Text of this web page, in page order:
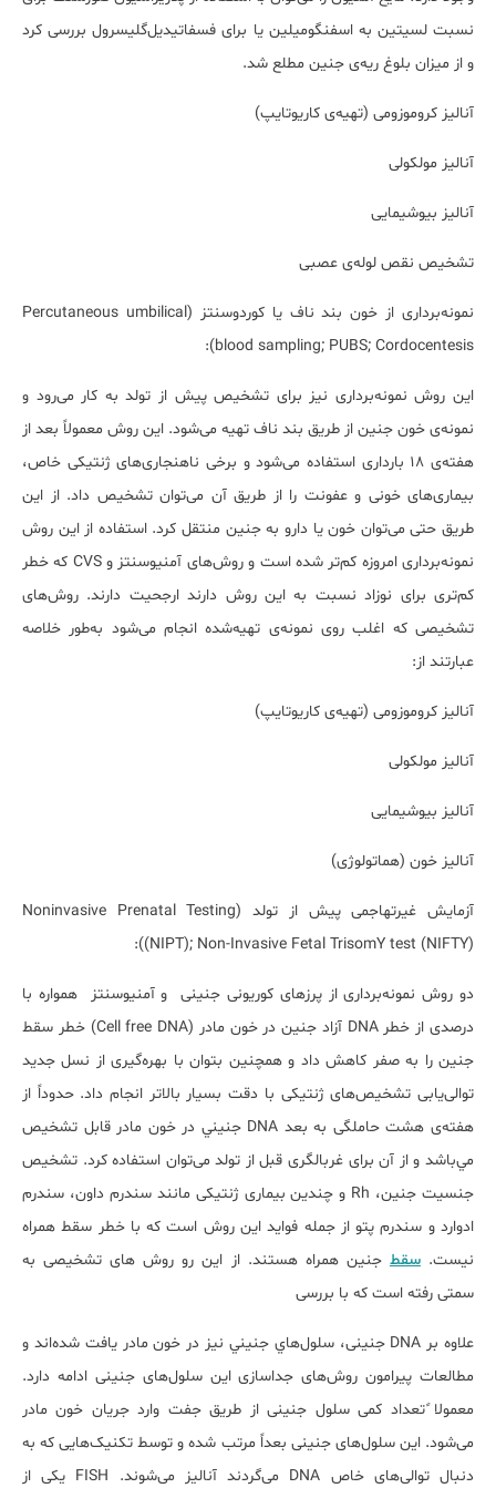
نسبت لسیتین به اسفنگومیلین یا برای فسفاتیدیل‌گلیسرول بررسی کرد
و از میزان بلوغ ریه‌ی جنین مطلع شد.
آنالیز کروموزومی (تهیه‌ی کاریوتایپ)
آنالیز مولکولی
آنالیز بیوشیمایی
تشخیص نقص لوله‌ی عصبی
نمونه‌برداری از خون بند ناف یا کوردوسنتز (Percutaneous umbilical
blood sampling; PUBS; Cordocentesis):
این روش نمونه‌برداری نیز برای تشخیص پیش از تولد به کار می‌رود و
نمونه‌ی خون جنین از طریق بند ناف تهیه می‌شود. این روش معمولاً بعد از
هفته‌ی 18 بارداری استفاده می‌شود و برخی ناهنجاری‌های ژنتیکی خاص،
بیماری‌های خونی و عفونت را از طریق آن می‌توان تشخیص داد. از این
طریق حتی می‌توان خون یا دارو به جنین منتقل کرد. استفاده از این روش
نمونه‌برداری امروزه کم‌تر شده است و روش‌های آمنیوسنتز و CVS که خطر
کم‌تری برای نوزاد نسبت به این روش دارند ارجحیت دارند. روش‌های
تشخیصی که اغلب روی نمونه‌ی تهیه‌شده انجام می‌شود به‌طور خلاصه
عبارتند از:
آنالیز کروموزومی (تهیه‌ی کاریوتایپ)
آنالیز مولکولی
آنالیز بیوشیمایی
آنالیز خون (هماتولوژی)
آزمایش غیرتهاجمی پیش از تولد (Noninvasive Prenatal Testing
(NIPT); Non-Invasive Fetal TrisomY test (NIFTY)):
دو روش نمونه‌برداری از پرزهای کوریونی جنینی و آمنیوسنتز همواره با
درصدی از خطر DNA آزاد جنین در خون مادر (Cell free DNA) خطر سقط
جنین را به صفر کاهش داد و همچنین بتوان با بهره‌گیری از نسل جدید
توالی‌یابی تشخیص‌های ژنتیکی با دقت بسیار بالاتر انجام داد. حدوداً از
هفته‌ی هشت حاملگی به بعد DNA جنيني در خون مادر قابل تشخيص
مي‌باشد و از آن برای غربالگری قبل از تولد می‌توان استفاده کرد. تشخیص
جنسيت جنين، Rh و چندین بيماری ژنتیکی مانند سندرم داون، سندرم
ادوارد و سندرم پتو از جمله فواید این روش است که با خطر سقط همراه
نیست.سقط جنین همراه هستند. از این رو روش های تشخیصی به
سمتی رفته است که با بررسی
علاوه بر DNA جنينی، سلول‌هاي جنيني نيز در خون مادر یافت شده‌اند و
مطالعات پیرامون روش‌های جداسازی این سلول‌های جنینی ادامه دارد.
معمولا ًتعداد کمی سلول جنینی از طریق جفت وارد جریان خون مادر
می‌شود. این سلول‌های جنینی بعداً مرتب شده و توسط تکنیک‌هایی که به
دنبال توالی‌های خاص DNA می‌گردند آنالیز می‌شوند. FISH یکی از